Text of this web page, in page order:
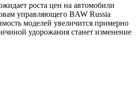
роста цен на автомобили
управляющего BAW Russia
моделей увеличится примерно
удорожания станет изменение